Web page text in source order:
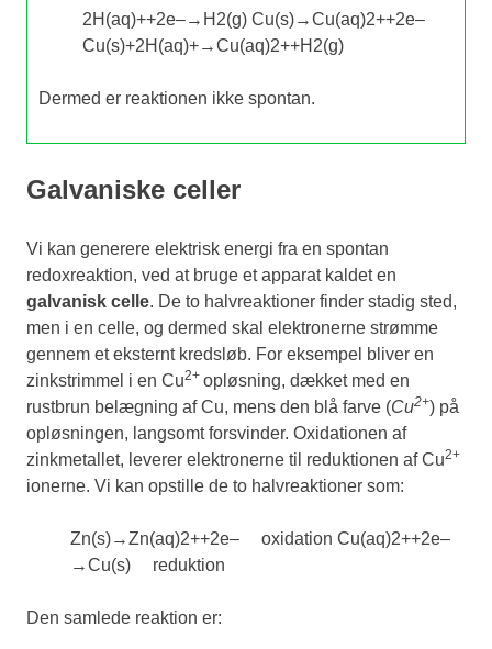
2H (aq)++2e–→ H 2(g) Cu(s)→Cu(aq)2++2e–
Cu(s)+2H (aq)+→Cu(aq)2++H 2(g)
Dermed er reaktionen ikke spontan.
Galvaniske celler
Vi kan generere elektrisk energi fra en spontan
redoxreaktion, ved at bruge et apparat kaldet en
galvanisk celle. De to halvreaktioner finder stadig sted,
men i en celle, og dermed skal elektronerne strømme
gennem et eksternt kredsløb. For eksempel bliver en
zinkstrimmel i en Cu2+ opløsning, dækket med en
rustbrun belægning af Cu, mens den blå farve (Cu2+) på
opløsningen, langsomt forsvinder. Oxidationen af
zinkmetallet, leverer elektronerne til reduktionen af Cu2+
ionerne. Vi kan opstille de to halvreaktioner som:
Zn(s)→Zn(aq)2++2e– oxidation Cu(aq)2++2e–
→Cu(s) reduktion
Den samlede reaktion er: